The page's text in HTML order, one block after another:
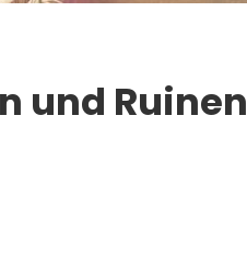
und Ruinen